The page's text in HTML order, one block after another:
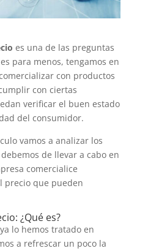
es una de las preguntas
para menos, tengamos en
con productos
con ciertas
verificar el buen estado
del consumidor.
vamos a analizar los
de llevar a cabo en
comercialice
precio que pueden
¿Qué es?
lo hemos tratado en
a refrescar un poco la